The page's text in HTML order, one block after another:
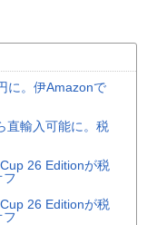
に。伊Amazonで
直輸入可能に。税
26 Editionが税
フ
26 Editionが税
フ